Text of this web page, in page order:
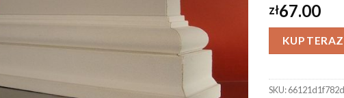
zł67.00
KUP TERAZ
SKU:66121d1f782d